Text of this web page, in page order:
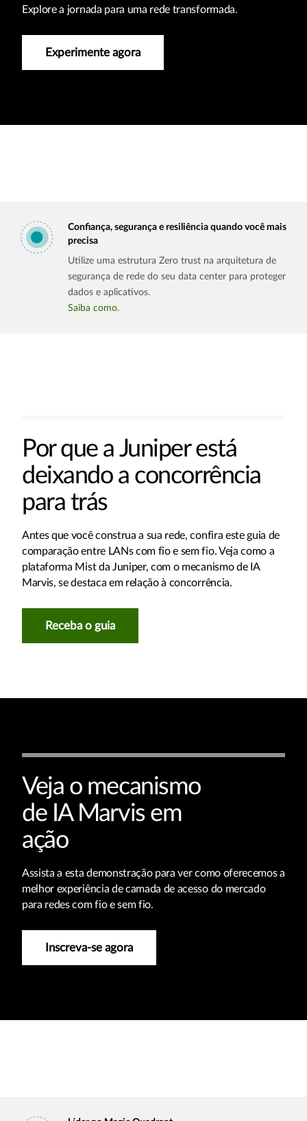
Explore a jornada para uma rede transformada.
Experimente agora
Confiança, segurança e resiliência quando você mais
precisa
Utilize uma estrutura Zero trust na arquitetura de
segurança de rede do seu data center para proteger
dados e aplicativos.
Saiba como.
Por que a Juniper está
deixando a concorrência
para trás
Antes que você construa a sua rede, confira este guia de
comparação entre LANs com fio e sem fio. Veja como a
plataforma Mist da Juniper, com o mecanismo de IA
Marvis, se destaca em relação à concorrência.
Receba o guia
Veja o mecanismo
de IA Marvis em
ação
Assista a esta demonstração para ver como oferecemos a
melhor experiência de camada de acesso do mercado
para redes com fio e sem fio.
Inscreva-se agora